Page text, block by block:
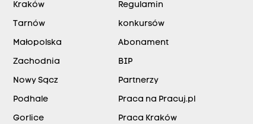
Kraków
Tarnów
Małopolska
Zachodnia
Nowy Sącz
Podhale
Gorlice
Regulamin
konkursów
Abonament
BIP
Partnerzy
Praca na Pracuj.pl
Praca Kraków